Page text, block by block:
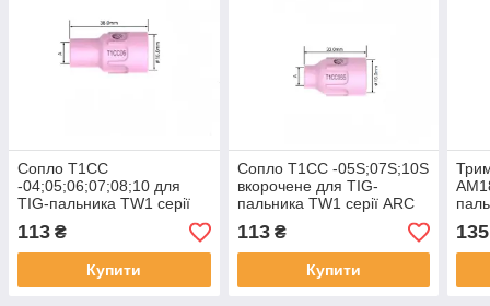
Сопло T1CC
-04;05;06;07;08;10 для
TIG-пальника TW1 серії
ARC від PARKER
113 ₴
Купити
Сопло T1CC -05S;07S;10S
вкорочене для TIG-
пальника TW1 серії ARC
від PARKER
113₴
Купити